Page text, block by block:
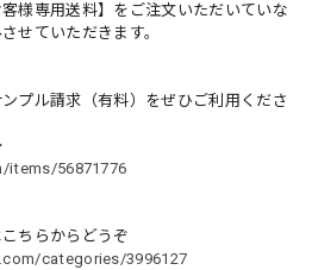
様専用送料】をご注文いただいていな
せていただきます。
プル請求（有料）をぜひご利用くださ
items/56871776
ちらからどうぞ
categories/3996127